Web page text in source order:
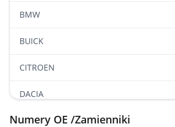
BMW
BUICK
CITROEN
DACIA
DAEWOO
Numery OE /Zamienniki